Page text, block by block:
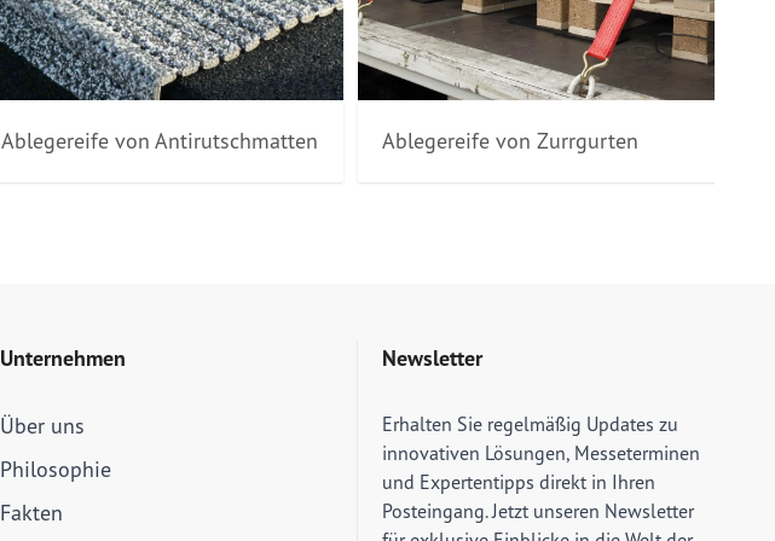
Ablegereife von Antirutschmatten Ablegereife von Zurrgurten
Unternehmen
Über uns
Philosophie
Fakten
Newsletter
Erhalten Sie regelmäßig Updates zu
innovativen Lösungen, Messeterminen
und Expertentipps direkt in Ihren
Posteingang. Jetzt unseren Newsletter
E-Mail Adresse